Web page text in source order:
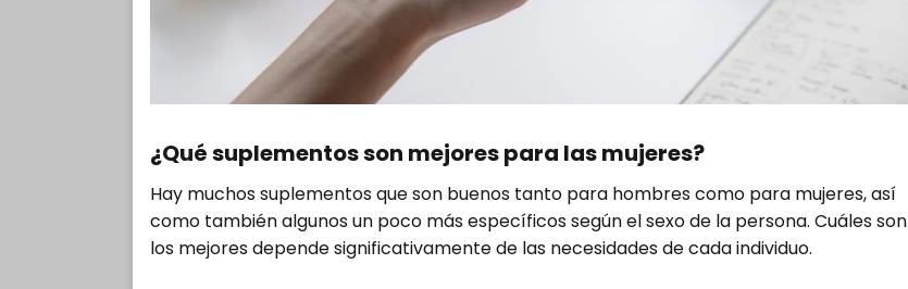
¿Qué suplementos son mejores para las mujeres?
Hay muchos suplementos que son buenos tanto para hombres como para mujeres, así
como también algunos un poco más específicos según el sexo de la persona. Cuáles son
los mejores depende significativamente de las necesidades de cada individuo.